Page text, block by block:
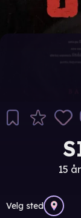
15 år
Velg sted